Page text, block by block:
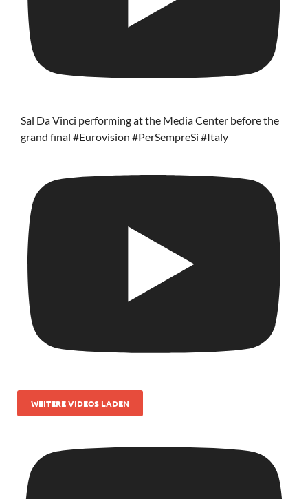
Sal Da Vinci performing at the Media Center before the
grand final #Eurovision #PerSempreSi #Italy
WEITERE VIDEOS LADEN